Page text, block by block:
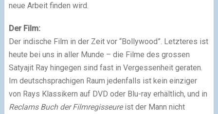
neue Arbeit finden wird.
Der Film:
Der indische Film in der Zeit vor “Bollywood”. Letzteres ist
heute bei uns in aller Munde – die Filme des grossen
Satyajit Ray hingegen sind fast in Vergessenheit geraten.
Im deutschsprachigen Raum jedenfalls ist kein einziger
von Rays Klassikern auf DVD oder Blu-ray erhältlich, und in
Reclams Buch der Filmregisseureist der Mann nicht